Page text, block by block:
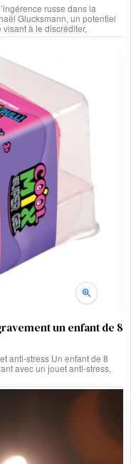
russe dans la
Glucksmann, un potentiel
à le discréditer,
un enfant de 8
anti-stress Un enfant de 8
avec un jouet anti-stress,